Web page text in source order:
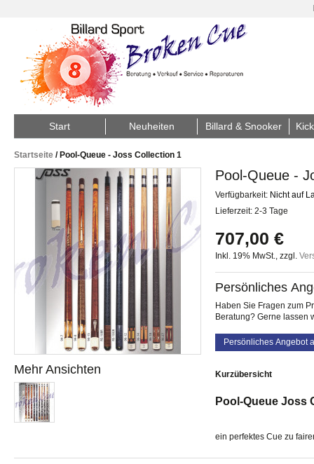
Start Neuheiten Billard & Snooker
Startseite / Pool-Queue - Joss Collection 1
Mehr Ansichten
Pool-Queue -
Verfügbarkeit: Nicht auf
Lieferzeit: 2-3 Tage
707,00 €
Inkl. 19% MwSt., zzgl.
Persönliches
Haben Sie Fragen zum
Beratung? Gerne lassen
Persönliches Angebot
Kurzübersicht
Pool-Queue Joss
ein perfektes Cue zu